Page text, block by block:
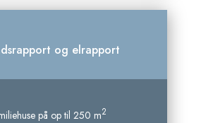
og elrapport
på op til 250 m2